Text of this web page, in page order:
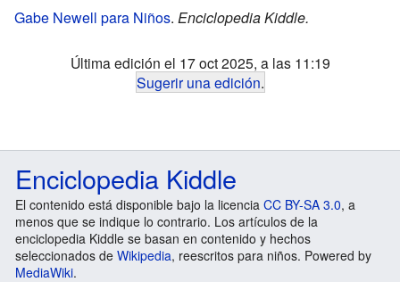
Gabe Newell para Niños. Enciclopedia Kiddle.
Última edición el 17 oct 2025, a las 11:19
Sugerir una edición.
Enciclopedia Kiddle
El contenido está disponible bajo la licencia CC BY-SA 3.0, a
menos que se indique lo contrario. Los artículos de la
enciclopedia Kiddle se basan en contenido y hechos
seleccionados de Wikipedia, reescritos para niños. Powered by
MediaWiki.